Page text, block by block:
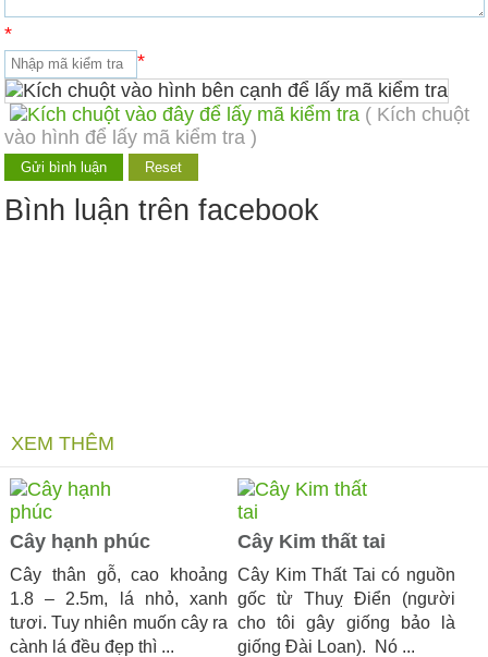
*
*
( Kích chuột
vào hình để lấy mã kiểm tra )
Bình luận trên facebook
XEM THÊM
Cây hạnh phúc
Cây thân gỗ, cao khoảng
1.8 – 2.5m, lá nhỏ, xanh
tươi. Tuy nhiên muốn cây ra
cành lá đều đẹp thì ...
Cây Kim thất tai
Cây Kim Thất Tai có nguồn
gốc từ Thuỵ Điển (người
cho tôi gây giống bảo là
giống Đài Loan). Nó ...